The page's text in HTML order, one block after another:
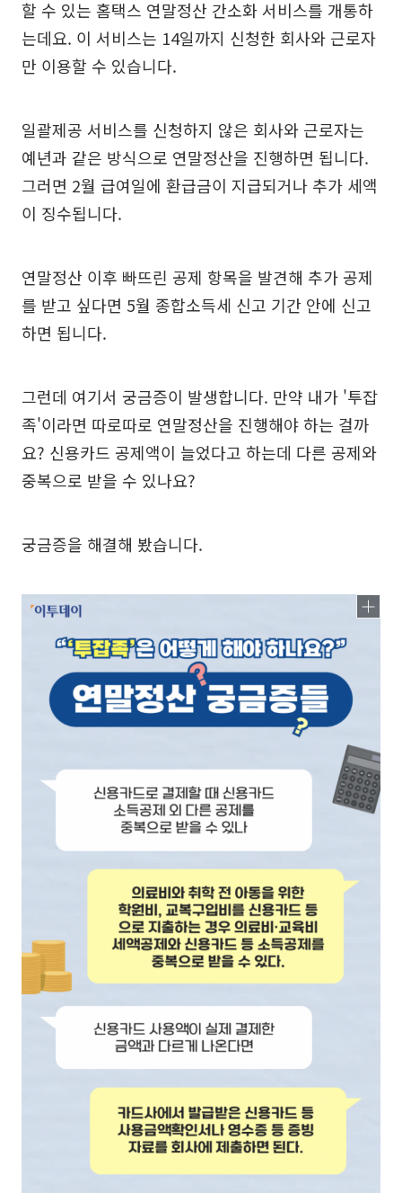
할 수 있는 홈택스 연말정산 간소화 서비스를 개통하
는데요. 이 서비스는 14일까지 신청한 회사와 근로자
만 이용할 수 있습니다.
일괄제공 서비스를 신청하지 않은 회사와 근로자는
예년과 같은 방식으로 연말정산을 진행하면 됩니다.
그러면 2월 급여일에 환급금이 지급되거나 추가 세액
이 징수됩니다.
연말정산 이후 빠뜨린 공제 항목을 발견해 추가 공제
를 받고 싶다면 5월 종합소득세 신고 기간 안에 신고
하면 됩니다.
그런데 여기서 궁금증이 발생합니다. 만약 내가 '투잡
족'이라면 따로따로 연말정산을 진행해야 하는 걸까
요? 신용카드 공제액이 늘었다고 하는데 다른 공제와
중복으로 받을 수 있나요?
궁금증을 해결해 봤습니다.